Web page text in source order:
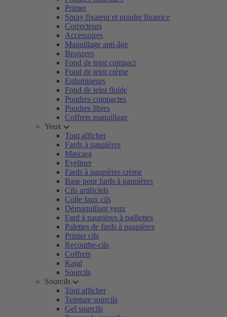
Primer
Spray fixateur et poudre fixatrice
Correcteurs
Accessoires
Maquillage anti-âge
Bronzers
Fond de teint compact
Fond de teint crème
Enlumineurs
Fond de teint fluide
Poudres compactes
Poudres libres
Coffrets maquillage
Yeux
Tout afficher
Fards à paupières
Mascara
Eyeliner
Fards à paupières crème
Base pour fards à paupières
Cils artificiels
Colle faux cils
Démaquillant yeux
Fard à paupières à paillettes
Palettes de fards à paupières
Primer cils
Recourbe-cils
Coffrets
Kajal
Sourcils
Sourcils
Tout afficher
Teinture sourcils
Gel sourcils